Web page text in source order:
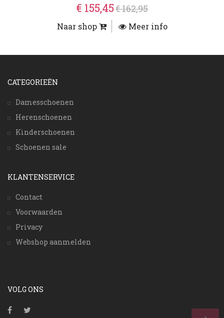
€ 155,45€ 162,95
Naar shop Meer info
CATEGORIEËN
Damesschoenen
Herenschoenen
Kinderschoenen
Schoenen sale
KLANTENSERVICE
Contact
Voorwaarden
Privacy
Webshop aanmelden
VOLG ONS